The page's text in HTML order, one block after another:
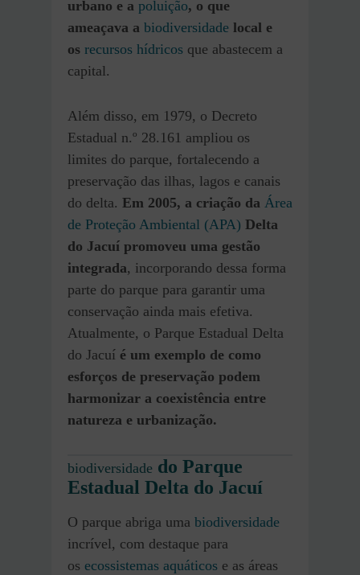
urbano e a poluição, o que
ameaçava a biodiversidade local e
os recursos hídricos que abastecem a
capital.
Além disso, em 1979, o Decreto
Estadual n.º 28.161 ampliou os
limites do parque, fortalecendo a
preservação das ilhas, lagos e canais
do delta. Em 2005, a criação da Área
de Proteção Ambiental (APA) Delta
do Jacuí promoveu uma gestão
integrada, incorporando dessa forma
parte do parque para garantir uma
conservação ainda mais efetiva.
Atualmente, o Parque Estadual Delta
do Jacuí é um exemplo de como
esforços de preservação podem
harmonizar a coexistência entre
natureza e urbanização.
biodiversidade do Parque
Estadual Delta do Jacuí
O parque abriga uma biodiversidade
incrível, com destaque para
os ecossistemas aquáticos e as áreas